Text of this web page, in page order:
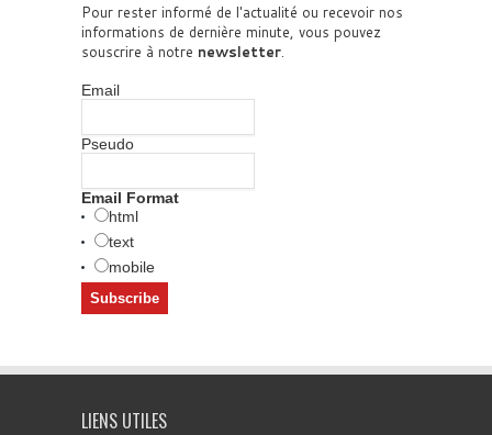
Pour rester informé de l'actualité ou recevoir nos
informations de dernière minute, vous pouvez
souscrire à notre newsletter.
Email
Pseudo
Email Format
html
text
mobile
LIENS UTILES